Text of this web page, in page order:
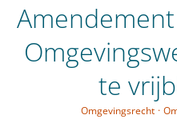
te
Omgevingsrecht ·